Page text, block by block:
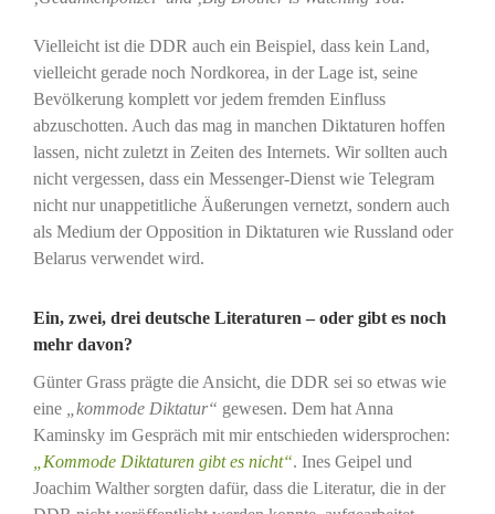
Vielleicht ist die DDR auch ein Beispiel, dass kein Land,
vielleicht gerade noch Nordkorea, in der Lage ist, seine
Bevölkerung komplett vor jedem fremden Einfluss
abzuschotten. Auch das mag in manchen Diktaturen hoffen
lassen, nicht zuletzt in Zeiten des Internets. Wir sollten auch
nicht vergessen, dass ein Messenger-Dienst wie Telegram
nicht nur unappetitliche Äußerungen vernetzt, sondern auch
als Medium der Opposition in Diktaturen wie Russland oder
Belarus verwendet wird.
Ein, zwei, drei deutsche Literaturen – oder gibt es noch
mehr davon?
Günter Grass prägte die Ansicht, die DDR sei so etwas wie
eine
„kommode Diktatur“ gewesen. Dem hat Anna
Kaminsky im Gespräch mit mir entschieden widersprochen:
„Kommode Diktaturen gibt es nicht“. Ines Geipel und
Joachim Walther sorgten dafür, dass die Literatur, die in der